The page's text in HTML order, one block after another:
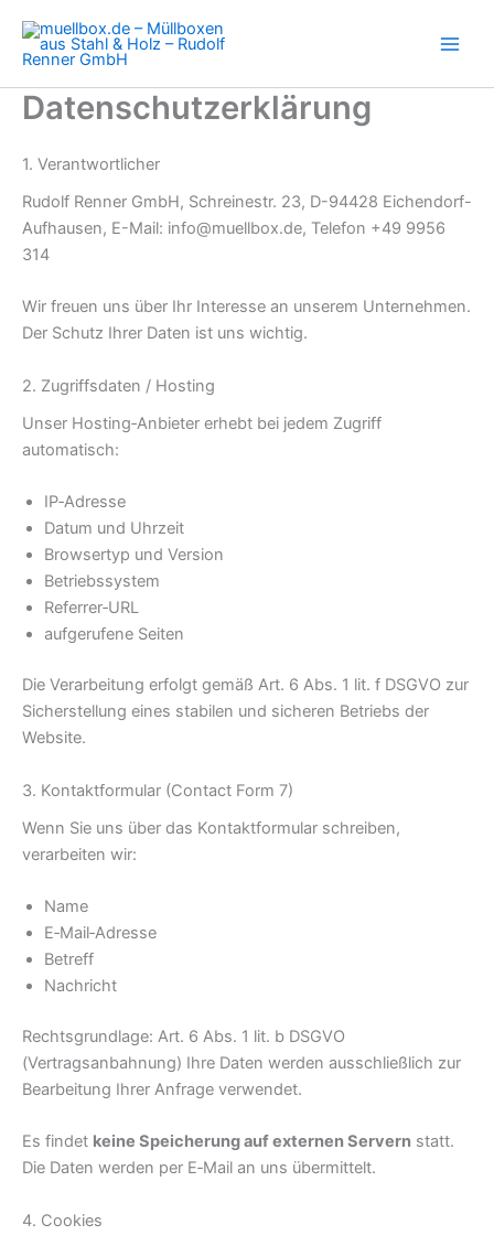
Inhalt
springen
Datenschutzerklärung
1. Verantwortlicher
Rudolf Renner GmbH, Schreinestr. 23, D-94428 Eichendorf-
Aufhausen, E-Mail: info@muellbox.de, Telefon +49 9956
314
Wir freuen uns über Ihr Interesse an unserem Unternehmen.
Der Schutz Ihrer Daten ist uns wichtig.
2. Zugriffsdaten / Hosting
Unser Hosting‑Anbieter erhebt bei jedem Zugriff
automatisch:
IP‑Adresse
Datum und Uhrzeit
Browsertyp und Version
Betriebssystem
Referrer‑URL
aufgerufene Seiten
Die Verarbeitung erfolgt gemäß Art. 6 Abs. 1 lit. f DSGVO zur
Sicherstellung eines stabilen und sicheren Betriebs der
Website.
3. Kontaktformular (Contact Form 7)
Wenn Sie uns über das Kontaktformular schreiben,
verarbeiten wir:
Name
E‑Mail‑Adresse
Betreff
Nachricht
Rechtsgrundlage: Art. 6 Abs. 1 lit. b DSGVO
(Vertragsanbahnung) Ihre Daten werden ausschließlich zur
Bearbeitung Ihrer Anfrage verwendet.
Es findet keine Speicherung auf externen Servern statt.
Die Daten werden per E‑Mail an uns übermittelt.
4. Cookies